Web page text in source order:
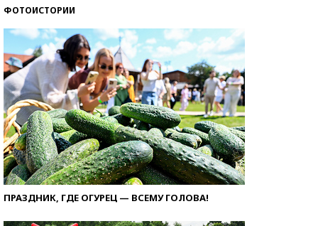
ФОТОИСТОРИИ
ПРАЗДНИК, ГДЕ ОГУРЕЦ — ВСЕМУ ГОЛОВА!